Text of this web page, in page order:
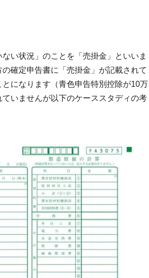
い状況」のことを「売掛金」といいま
確定申告書に「売掛金」が記載されて
になります（青色申告特別控除が10万
いませんが以下のケーススタディの考